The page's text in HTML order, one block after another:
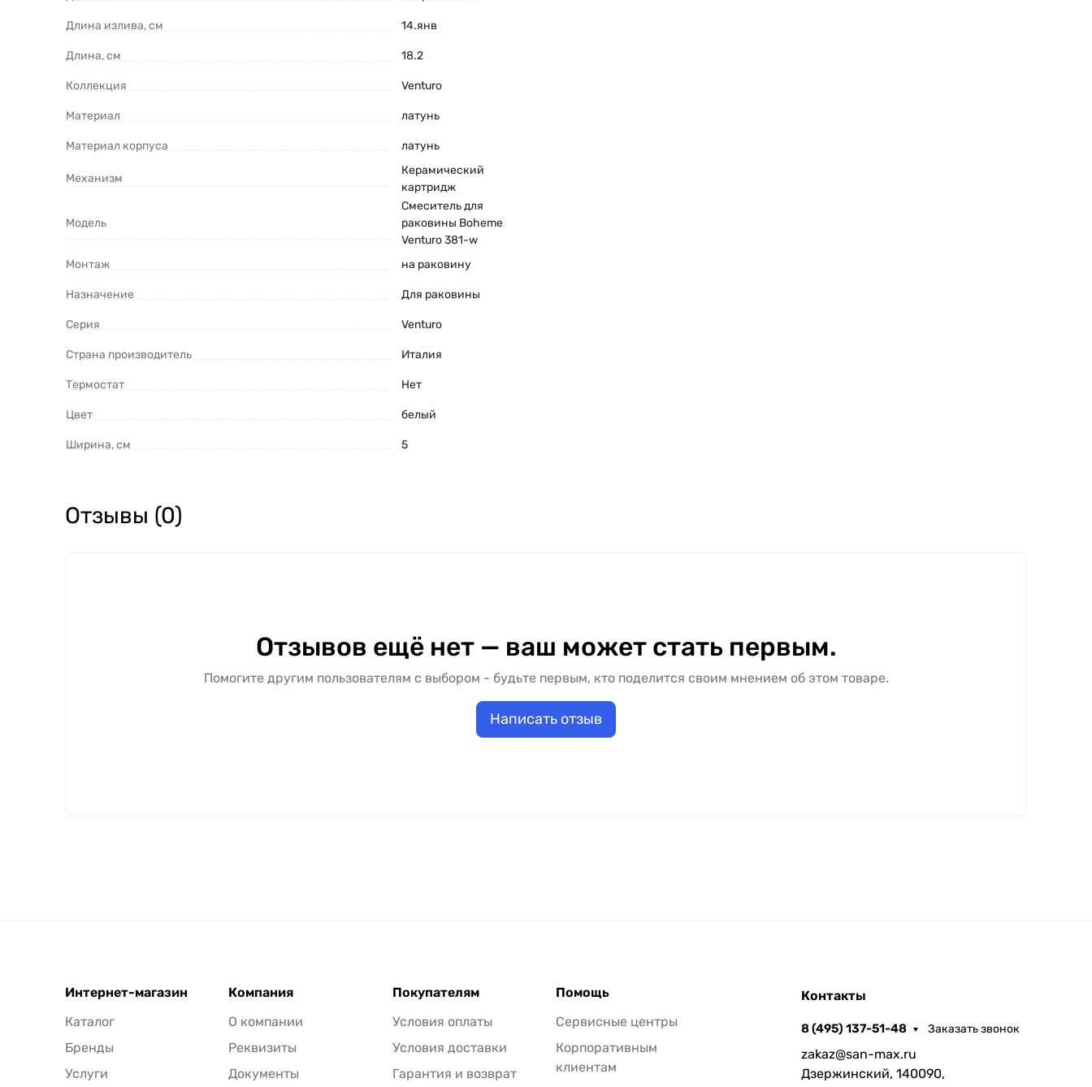
Длина излива, см 14.янв
Длина, см 18.2
Коллекция Venturo
Материал латунь
Материал корпуса латунь
Механизм
Керамический
картридж
Модель
Смеситель для
раковины Boheme
Venturo 381-w
Монтаж
на раковину
Назначение Для раковины
Серия Venturo
Страна производитель Италия
Термостат Нет
Цвет белый
Ширина, см 5
Отзывы (0)
Отзывов ещё нет — ваш может стать первым.
Помогите другим пользователям с выбором - будьте первым, кто поделится своим мнением об этом товаре.
Написать отзыв
Интернет-магазин
Каталог
Бренды
Услуги
Компания
О компании
Реквизиты
Документы
Покупателям
Условия оплаты
Условия доставки
Гарантия и возврат
Помощь
Сервисные центры
Корпоративным
клиентам
Контакты
8 (495) 137-51-48 Заказать звонок
zakaz@san-max.ru
Дзержинский, 140090,